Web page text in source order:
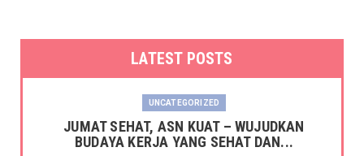
LATEST POSTS
UNCATEGORIZED
JUMAT SEHAT, ASN KUAT – WUJUDKAN
BUDAYA KERJA YANG SEHAT DAN...